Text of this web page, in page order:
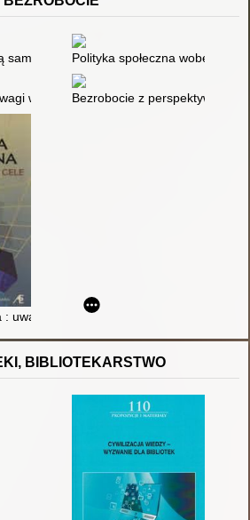
samodzielnościPolityka społeczna wobec
w PolsceBezrobocie z perspektywy
: uwarunkowania i cele
BIBLIOTEKARSTWO